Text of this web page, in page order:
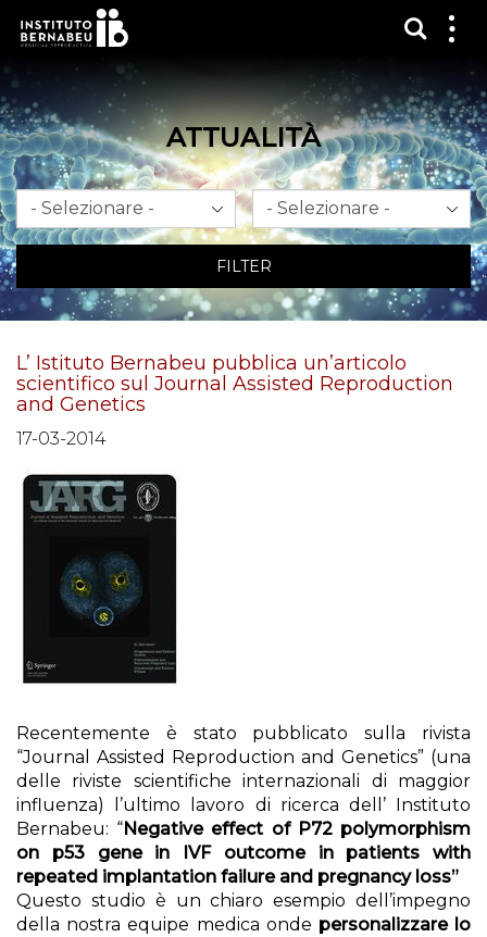
ATTUALITÀ
Mese Anno
FILTER
L’ Istituto Bernabeu pubblica un’articolo
scientifico sul Journal Assisted Reproduction
and Genetics
17-03-2014
Recentemente è stato pubblicato sulla rivista
“Journal Assisted Reproduction and Genetics” (una
delle riviste scientifiche internazionali di maggior
influenza) l’ultimo lavoro di ricerca dell’ Instituto
Bernabeu: “Negative effect of P72 polymorphism
on p53 gene in IVF outcome in patients with
repeated implantation failure and pregnancy loss”
Questo studio è un chiaro esempio dell’impegno
della nostra equipe medica onde personalizzare lo